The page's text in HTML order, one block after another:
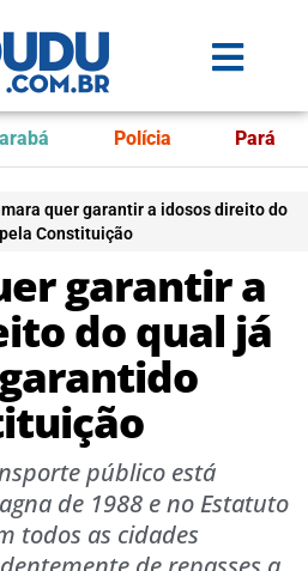
Polícia Pará
quer garantir a idosos direito do
Constituição
garantir a
do qual já
público está
de 1988 e no Estatuto
todos as cidades